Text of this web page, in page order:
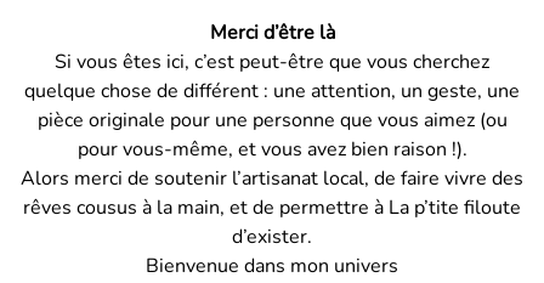
Merci d’être là
Si vous êtes ici, c’est peut-être que vous cherchez
quelque chose de différent : une attention, un geste, une
pièce originale pour une personne que vous aimez (ou
pour vous-même, et vous avez bien raison !).
Alors merci de soutenir l’artisanat local, de faire vivre des
rêves cousus à la main, et de permettre à La p’tite filoute
d’exister.
Bienvenue dans mon univers